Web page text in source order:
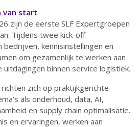
van start
zijn de eerste SLF Expertgroepen
Tijdens twee kick-off
kennisinstellingen en
om gezamenlijk te werken aan
binnen service logistiek.
zich op praktijkgerichte
als onderhoud, data, AI,
en supply chain optimalisatie.
en ervaringen, werken aan